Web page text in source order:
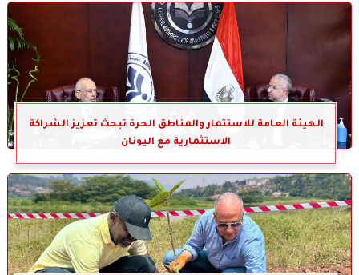
الهيئة العامة للاستثمار والمناطق الحرة تبحث تعزيز الشراكة
الاستثمارية مع اليونان